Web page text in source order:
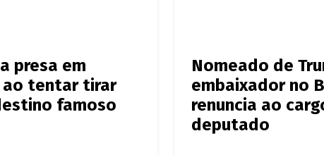
presa em
ao tentar tirar
famoso
Nomeado de
embaixador no
renuncia ao
deputado